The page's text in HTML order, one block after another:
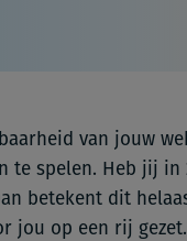
van jouw
spelen. Heb jij in
betekent dit
jou op een rij gezet.